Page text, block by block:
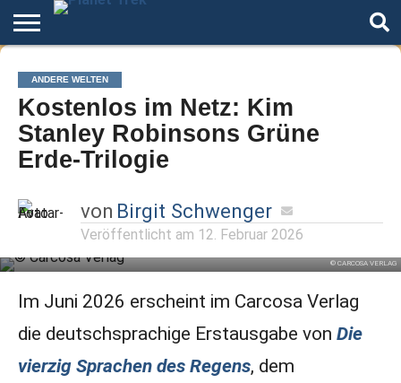
Home
Der
Podcast
Über
Star
Trek
Artikel
Andere
Welten
Autoren
Night
Mode
ANDERE WELTEN
Kostenlos im Netz: Kim
Stanley Robinsons Grüne
Erde-Trilogie
von Birgit Schwenger
Veröffentlicht am 12. Februar 2026
© CARCOSA VERLAG
Im Juni 2026 erscheint im Carcosa Verlag
die deutschsprachige Erstausgabe von Die
vierzig Sprachen des Regens, dem